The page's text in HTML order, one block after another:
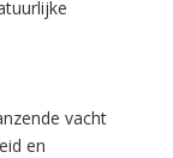
vacht
en